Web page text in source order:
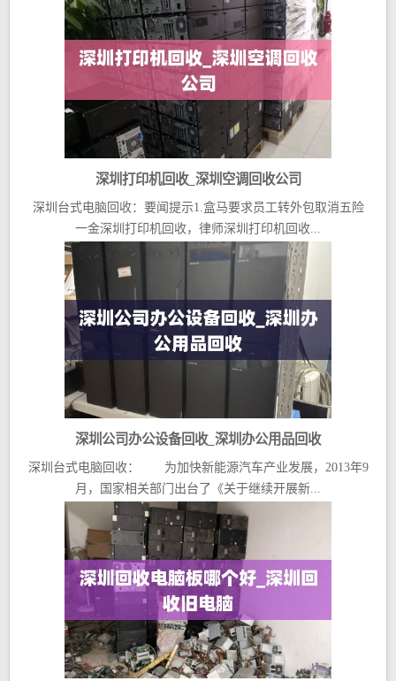
深圳打印机回收_深圳空调回收公司
深圳台式电脑回收：要闻提示1.盒马要求员工转外包取消五险
一金深圳打印机回收，律师深圳打印机回收...
深圳公司办公设备回收_深圳办公用品回收
深圳台式电脑回收： 为加快新能源汽车产业发展，2013年9
月，国家相关部门出台了《关于继续开展新...